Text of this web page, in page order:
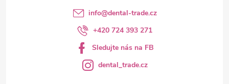
info@dental-trade.cz
+420 724 393 271
Sledujte nás na FB
dental_trade.cz